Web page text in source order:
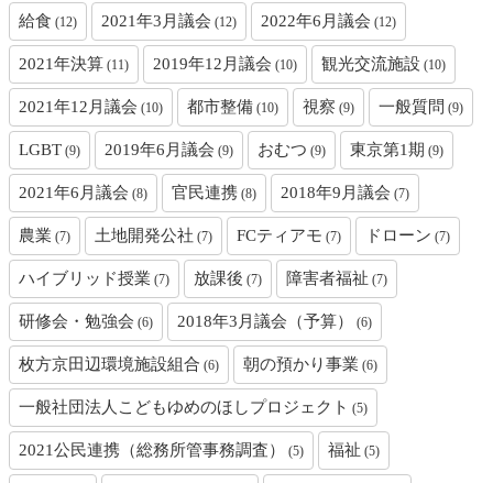
給食 (12) 2021年3月議会 (12) 2022年6月議会 (12)
2021年決算 (11) 2019年12月議会 (10) 観光交流施設 (10)
2021年12月議会 (10) 都市整備 (10) 視察 (9) 一般質問 (9)
LGBT (9) 2019年6月議会 (9) おむつ (9) 東京第1期 (9)
2021年6月議会 (8) 官民連携 (8) 2018年9月議会 (7)
農業 (7) 土地開発公社 (7) FCティアモ (7) ドローン (7)
ハイブリッド授業 (7) 放課後 (7) 障害者福祉 (7)
研修会・勉強会 (6) 2018年3月議会（予算） (6)
枚方京田辺環境施設組合 (6) 朝の預かり事業 (6)
一般社団法人こどもゆめのほしプロジェクト (5)
2021公民連携（総務所管事務調査） (5) 福祉 (5)